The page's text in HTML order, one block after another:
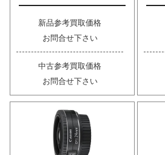
新品参考買取価格
お問合せ下さい
中古参考買取価格
お問合せ下さい